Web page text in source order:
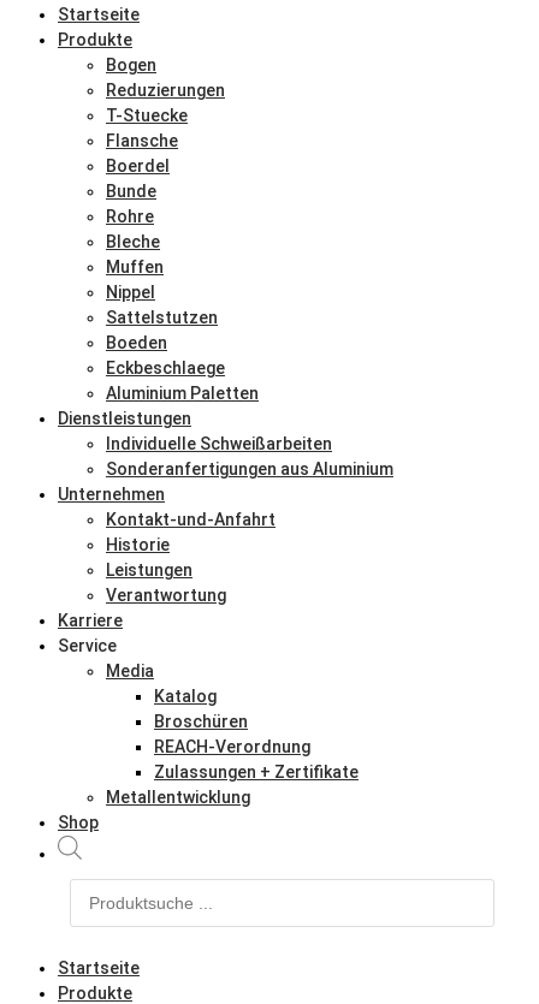
Startseite
Produkte
Bogen
Reduzierungen
T-Stuecke
Flansche
Boerdel
Bunde
Rohre
Bleche
Muffen
Nippel
Sattelstutzen
Boeden
Eckbeschlaege
Aluminium Paletten
Dienstleistungen
Individuelle Schweißarbeiten
Sonderanfertigungen aus Aluminium
Unternehmen
Kontakt-und-Anfahrt
Historie
Leistungen
Verantwortung
Karriere
Service
Media
Katalog
Broschüren
REACH-Verordnung
Zulassungen + Zertifikate
Metallentwicklung
Shop
Startseite
Produkte